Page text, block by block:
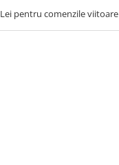
Lei pentru comenzile viitoare